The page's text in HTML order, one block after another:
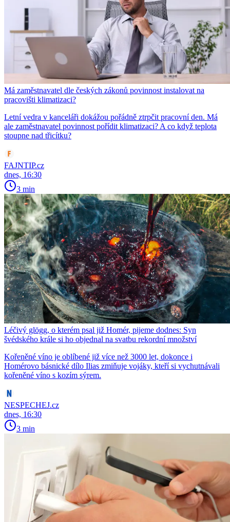
Má zaměstnavatel dle českých zákonů povinnost instalovat na
pracovišti klimatizaci?
Letní vedra v kanceláři dokážou pořádně ztrpčit pracovní den. Má
ale zaměstnavatel povinnost pořídit klimatizaci? A co když teplota
stoupne nad třicítku?
FAJNTIP.cz
dnes, 16:30
3 min
Léčivý glögg, o kterém psal již Homér, pijeme dodnes: Syn
švédského krále si ho objednal na svatbu rekordní množství
Kořeněné víno je oblíbené již více než 3000 let, dokonce i
Homérovo básnické dílo Ilias zmiňuje vojáky, kteří si vychutnávali
kořeněné víno s kozím sýrem.
NESPECHEJ.cz
dnes, 16:30
3 min